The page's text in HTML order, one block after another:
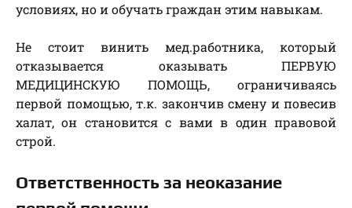
условиях, но и обучать граждан этим навыкам.
Не стоит винить мед.работника, который
отказывается оказывать ПЕРВУЮ
МЕДИЦИНСКУЮ ПОМОЩЬ, ограничиваясь
первой помощью, т.к. закончив смену и повесив
халат, он становится с вами в один правовой
строй.
Ответственность за неоказание